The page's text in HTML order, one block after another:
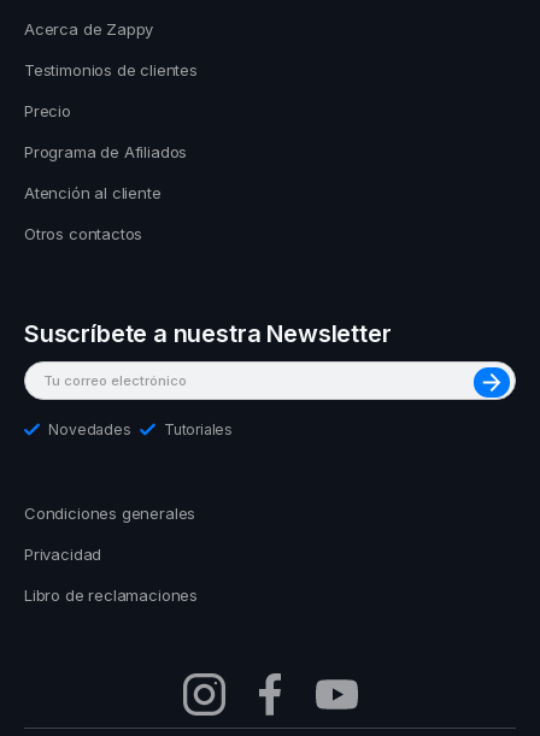
Acerca de Zappy
Testimonios de clientes
Precio
Programa de Afiliados
Atención al cliente
Otros contactos
Suscríbete a nuestra Newsletter
Novedades Tutoriales
Condiciones generales
Privacidad
Libro de reclamaciones